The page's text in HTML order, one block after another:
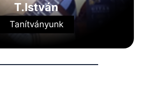
T.István
Tanítványunk